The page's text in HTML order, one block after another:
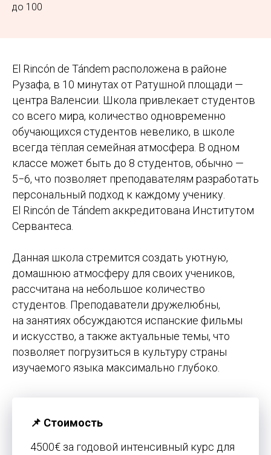
до 100
El Rincón de Tándem расположена в районе
Рузафа, в 10 минутах от Ратушной площади —
центра Валенсии. Школа привлекает студентов
со всего мира, количество одновременно
обучающихся студентов невелико, в школе
всегда тёплая семейная атмосфера. В одном
классе может быть до 8 студентов, обычно —
5−6, что позволяет преподавателям разработать
персональный подход к каждому ученику.
El Rincón de Tándem аккредитована Институтом
Сервантеса.
Данная школа стремится создать уютную,
домашнюю атмосферу для своих учеников,
рассчитана на небольшое количество
студентов. Преподаватели дружелюбны,
на занятиях обсуждаются испанские фильмы
и искусство, а также актуальные темы, что
позволяет погрузиться в культуру страны
изучаемого языка максимально глубоко.
📌 Стоимость
4500€ за годовой интенсивный курс для